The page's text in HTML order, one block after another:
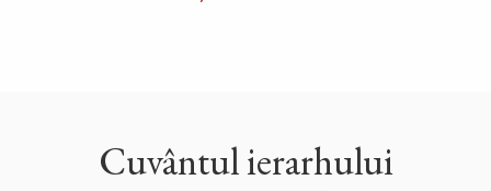
Cuvântul ierarhului